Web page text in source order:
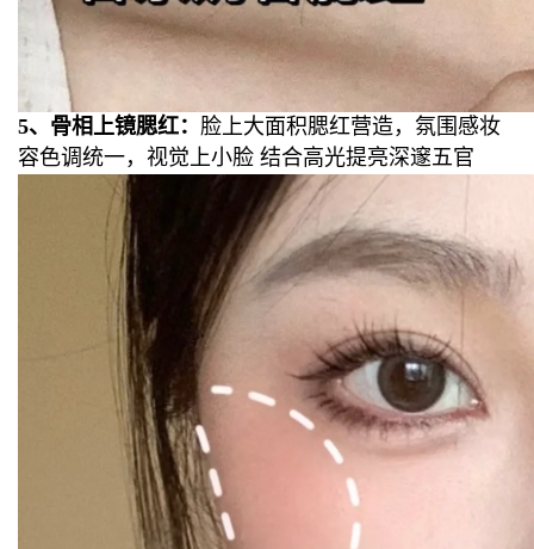
5、骨相上镜腮红： 脸上大面积腮红营造，氛围感妆
容色调统一，视觉上小脸 结合高光提亮深邃五官